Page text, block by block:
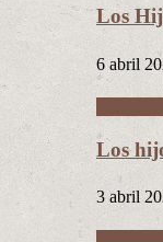
Los
6 abril
Los
3 abril